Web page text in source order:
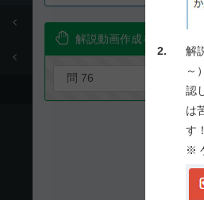
2. 解
～）
認
は
す！
※
解説動画作成を要望！